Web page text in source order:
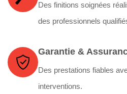
Des finitions soignées
des professionnels
Garantie &
Des prestations fiables
interventions.